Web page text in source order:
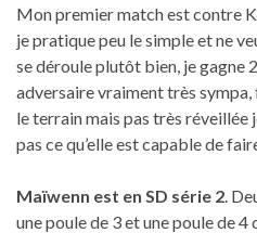
Mon premier match est contre
je pratique peu le simple et ne
se déroule plutôt bien, je gagne
adversaire vraiment très
le terrain mais pas très réveillée
pas ce qu’elle est capable de
Maïwenn est en SD série 2.
une poule de 3 et une poule de